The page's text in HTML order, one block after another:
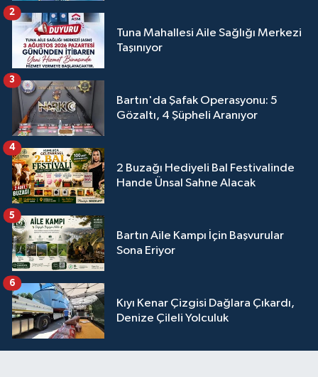
Tuna Mahallesi Aile Sağlığı Merkezi
Taşınıyor
2
Bartın'da Şafak Operasyonu: 5
Gözaltı, 4 Şüpheli Aranıyor
3
2 Buzağı Hediyeli Bal Festivalinde
Hande Ünsal Sahne Alacak
4
Bartın Aile Kampı İçin Başvurular
Sona Eriyor
5
Kıyı Kenar Çizgisi Dağlara Çıkardı,
Denize Çileli Yolculuk
6